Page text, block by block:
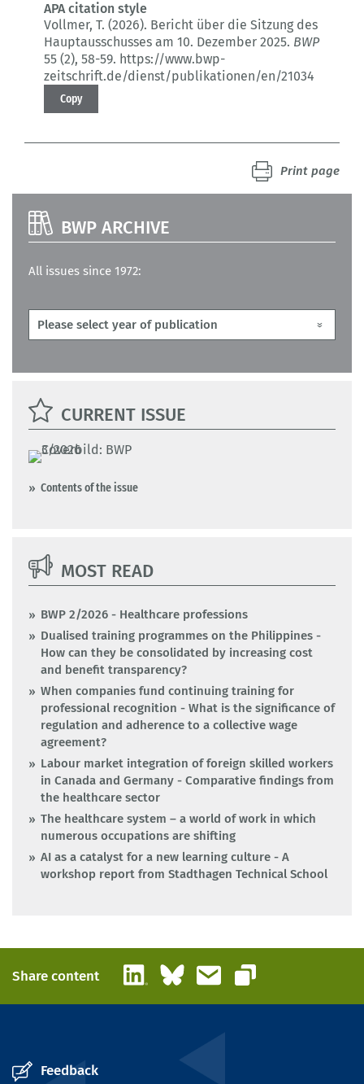
APA citation style
Vollmer, T. (2026). Bericht über die Sitzung des
Hauptausschusses am 10. Dezember 2025. BWP
55 (2), 58-59. https://www.bwp-
zeitschrift.de/dienst/publikationen/en/21034
Copy
Print page
BWP ARCHIVE
All issues since 1972:
CURRENT ISSUE
Contents of the issue
MOST READ
BWP 2/2026 - Healthcare professions
Dualised training programmes on the Philippines -
How can they be consolidated by increasing cost
and benefit transparency?
When companies fund continuing training for
professional recognition - What is the significance of
regulation and adherence to a collective wage
agreement?
Labour market integration of foreign skilled workers
in Canada and Germany - Comparative findings from
the healthcare sector
The healthcare system – a world of work in which
numerous occupations are shifting
AI as a catalyst for a new learning culture - A
workshop report from Stadthagen Technical School
Share content LinkedInBlueskyEmail
Copy link
Feedback